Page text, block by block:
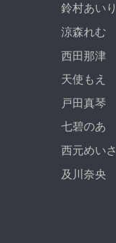
鈴村あいり
涼森れむ
西田那津
天使もえ
戸田真琴
七碧のあ
西元めいさ
及川奈央